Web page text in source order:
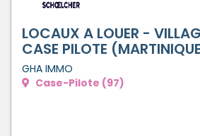
LOCAUX A LOUER -
CASE PILOTE
GHA IMMO
Case-Pilote (97)